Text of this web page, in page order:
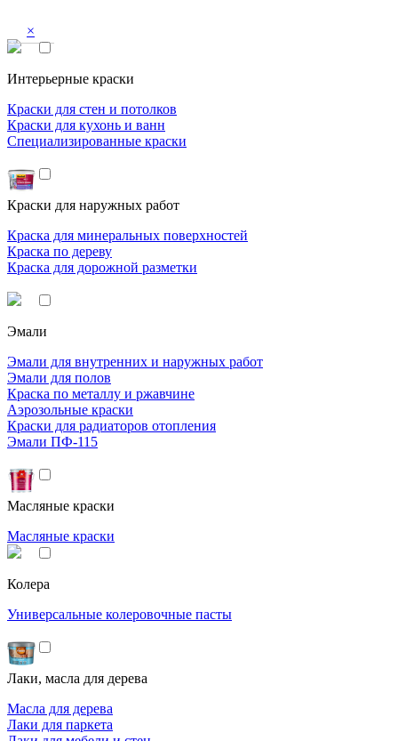
×
Интерьерные краски
Краски для стен и потолков
Краски для кухонь и ванн
Специализированные краски
Краски для наружных работ
Краска для минеральных поверхностей
Краска по дереву
Краска для дорожной разметки
Эмали
Эмали для внутренних и наружных работ
Эмали для полов
Краска по металлу и ржавчине
Аэрозольные краски
Краски для радиаторов отопления
Эмали ПФ-115
Масляные краски
Масляные краски
Колера
Универсальные колеровочные пасты
Лаки, масла для дерева
Масла для дерева
Лаки для паркета